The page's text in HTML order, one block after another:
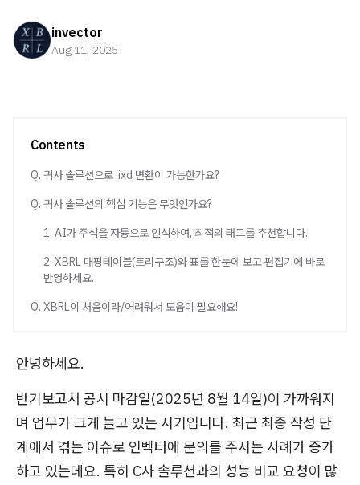
invector
Aug 11, 2025
Contents
Q. 귀사 솔루션으로 .ixd 변환이 가능한가요?
Q. 귀사 솔루션의 핵심 기능은 무엇인가요?
1. AI가 주석을 자동으로 인식하여, 최적의 태그를 추천합니다.
2. XBRL 매핑테이블(트리구조)와 표를 한눈에 보고 편집기에 바로
반영하세요.
Q. XBRL이 처음이라/어려워서 도움이 필요해요!
안녕하세요.
반기보고서 공시 마감일(2025년 8월 14일)이 가까워지
며 업무가 크게 늘고 있는 시기입니다. 최근 최종 작성 단
계에서 겪는 이슈로 인벡터에 문의를 주시는 사례가 증가
하고 있는데요. 특히 C사 솔루션과의 성능 비교 요청이 많